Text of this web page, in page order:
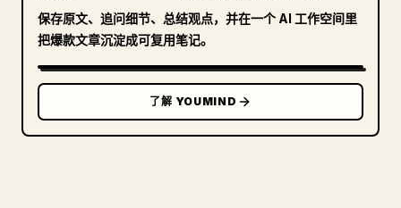
保存原文、追问细节、总结观点，并在一个 AI 工作空间里
把爆款文章沉淀成可复用笔记。
了解 YOUMIND